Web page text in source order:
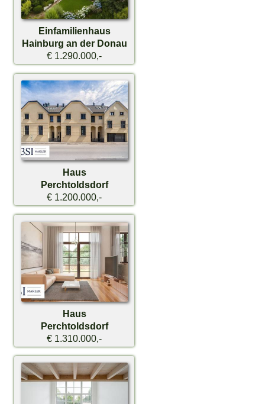
Einfamilienhaus
Hainburg an der Donau
€ 1.290.000,-
Haus
Perchtoldsdorf
€ 1.200.000,-
Haus
Perchtoldsdorf
€ 1.310.000,-